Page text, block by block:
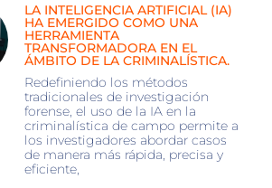
LA INTELIGENCIA ARTIFICIAL (IA)
HA EMERGIDO COMO UNA
HERRAMIENTA
TRANSFORMADORA EN EL
ÁMBITO DE LA CRIMINALÍSTICA.
Redefiniendo los métodos
tradicionales de investigación
forense, el uso de la IA en la
criminalística de campo permite a
los investigadores abordar casos
de manera más rápida, precisa y
eficiente,